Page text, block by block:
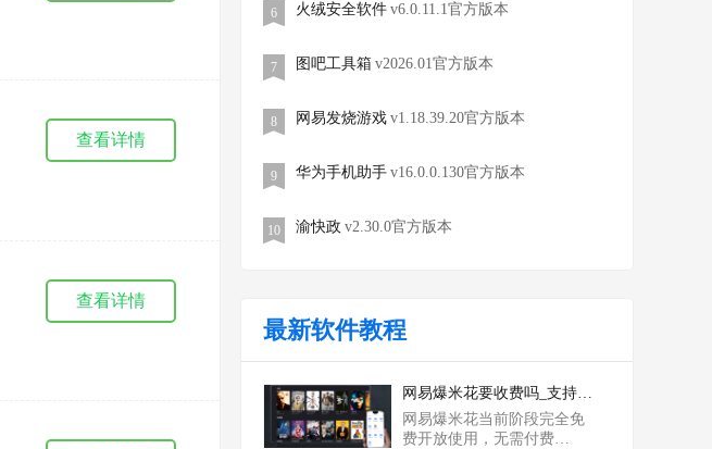
查看详情
查看详情
6 火绒安全软件 v6.0.11.1官方版本
7 图吧工具箱 v2026.01官方版本
8 网易发烧游戏 v1.18.39.20官方版本
9 华为手机助手 v16.0.0.130官方版本
10 渝快政 v2.30.0官方版本
最新软件教程
网易爆米花要收费吗_支持nas使用吗
网易爆米花当前阶段完全免
费开放使用，无需付费…